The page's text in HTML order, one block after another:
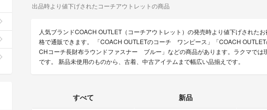
出品時より値下げされたコーチアウトレットの商品
人気ブランドCOACH OUTLET（コーチアウトレット）の発売時より値下げされた
格で通販できます。 「COACH OUTLETのコーチ ワンピース」「COACH
CHコーチ長財布ラウンドファスナー ブルー」などの商品があります。ラクマで
です。 新品未使用のものから、古着、中古アイテムまで幅広い品揃えです。
すべて 新品